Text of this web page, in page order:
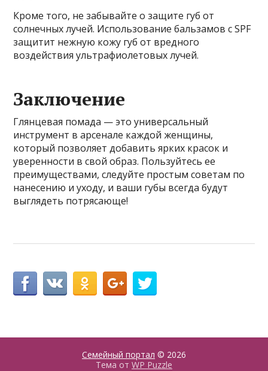
Кроме того, не забывайте о защите губ от
солнечных лучей. Использование бальзамов с SPF
защитит нежную кожу губ от вредного
воздействия ультрафиолетовых лучей.
Заключение
Глянцевая помада — это универсальный
инструмент в арсенале каждой женщины,
который позволяет добавить ярких красок и
уверенности в свой образ. Пользуйтесь ее
преимуществами, следуйте простым советам по
нанесению и уходу, и ваши губы всегда будут
выглядеть потрясающе!
Семейный портал © 2026
Тема от WP Puzzle